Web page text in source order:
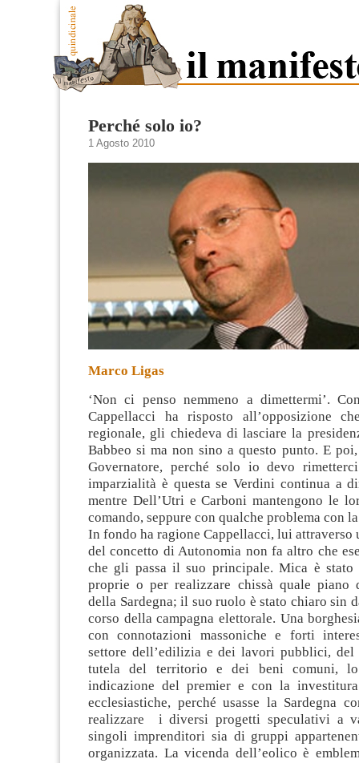
Perché solo io?
1 Agosto 2010
Marco Ligas
‘Non ci penso nemmeno a dimettermi’.
Cappellacci ha risposto all’opposizione
regionale, gli chiedeva di lasciare la
Babbeo si ma non sino a questo punto. E
Governatore, perché solo io devo
imparzialità è questa se Verdini continua a
mentre Dell’Utri e Carboni mantengono le
comando, seppure con qualche problema con
In fondo ha ragione Cappellacci, lui attraverso
del concetto di Autonomia non fa altro che
che gli passa il suo principale. Mica è
proprie o per realizzare chissà quale piano
della Sardegna; il suo ruolo è stato chiaro sin
corso della campagna elettorale. Una
con connotazioni massoniche e forti
settore dell’edilizia e dei lavori pubblici,
tutela del territorio e dei beni comuni,
indicazione del premier e con la
ecclesiastiche, perché usasse la Sardegna
realizzare i diversi progetti speculativi a
singoli imprenditori sia di gruppi
organizzata. La vicenda dell’eolico è